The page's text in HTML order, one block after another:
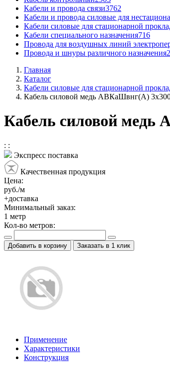
Кабели и провода связи3762
Кабели и провода силовые для
Кабели силовые для стационарной
Кабели специального назначения716
Провода для воздушных линий
Провода и шнуры различного назначения
Главная
Каталог
Кабели силовые для стационарной
Кабель силовой медь АВКаШвнг(А)
Кабель силовой медь
: :
Экспресс поставка
Качественная продукция
Цена:
руб./м
+доставка
Минимальный заказ:
1 метр
Кол-во метров:
Добавить в корзину Заказать в 1 клик
Применение
Характеристики
Конструкция